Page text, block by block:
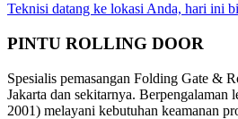
Teknisi datang ke lokasi Anda, hari ini
PINTU ROLLING DOOR
Spesialis pemasangan Folding Gate &
Jakarta dan sekitarnya. Berpengalaman
2001) melayani kebutuhan keamanan